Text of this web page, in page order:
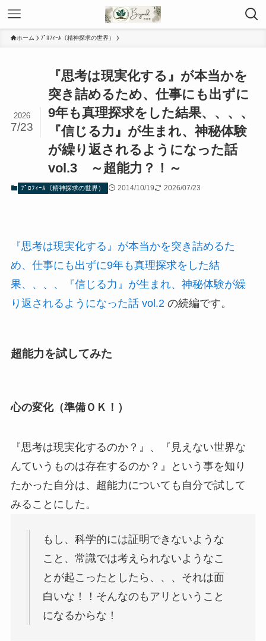
ホーム ﾌﾟﾛﾌｨｰﾙ（精神探求の世界）
『思考は現実化する』が本当かを
突き詰めるため、仕事にも出ずに
9年も真理探求をした結果、、、、
『信じる力』が生まれ、神秘体験
が繰り返されるようになった話
vol.3 ～超能力？！～
2026
7/23
ﾌﾟﾛﾌｨｰﾙ（精神探求の世界） 2014/10/19 2026/07/23
『思考は現実化する』が本当かを突き詰めるた
め、仕事にも出ずに9年も真理探求をした結
果、、、、『信じる力』が生まれ、神秘体験が繰
り返されるようになった話 vol.2 の続編です。
超能力を試してみた
心の変化（準備ＯＫ！）
『思考は現実化するのか？』、『見えない世界な
んていうものは存在するのか？』という事を知り
たかった自分は、超能力についても自分で試して
みることにした。
もし、科学的には証明できないような
こと、常識では考えられないようなこ
とが起こったとしたら、、、それは面
白いな！！そんなのもアリということ
になるからな！